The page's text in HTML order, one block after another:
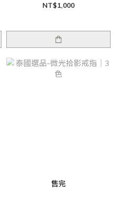
NT$1,000
售完